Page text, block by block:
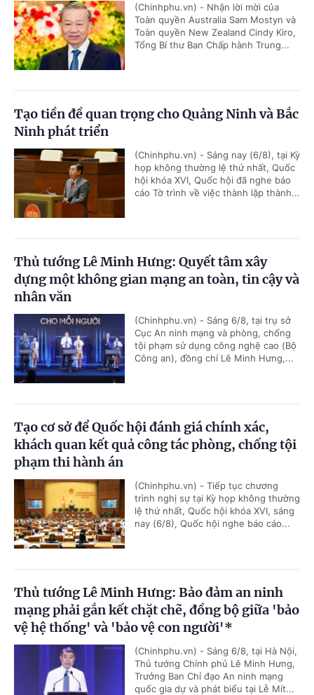
(Chinhphu.vn) - Nhận lời mời của
Toàn quyền Australia Sam Mostyn và
Toàn quyền New Zealand Cindy Kiro,
Tổng Bí thư Ban Chấp hành Trung...
Tạo tiền đề quan trọng cho Quảng Ninh và Bắc
Ninh phát triển
(Chinhphu.vn) - Sáng nay (6/8), tại Kỳ
họp không thường lệ thứ nhất, Quốc
hội khóa XVI, Quốc hội đã nghe báo
cáo Tờ trình về việc thành lập thành...
Thủ tướng Lê Minh Hưng: Quyết tâm xây
dựng một không gian mạng an toàn, tin cậy và
nhân văn
(Chinhphu.vn) - Sáng 6/8, tại trụ sở
Cục An ninh mạng và phòng, chống
tội phạm sử dụng công nghệ cao (Bộ
Công an), đồng chí Lê Minh Hưng,...
Tạo cơ sở để Quốc hội đánh giá chính xác,
khách quan kết quả công tác phòng, chống tội
phạm thi hành án
(Chinhphu.vn) - Tiếp tục chương
trình nghị sự tại Kỳ họp không thường
lệ thứ nhất, Quốc hội khóa XVI, sáng
nay (6/8), Quốc hội nghe báo cáo...
Thủ tướng Lê Minh Hưng: Bảo đảm an ninh
mạng phải gắn kết chặt chẽ, đồng bộ giữa 'bảo
vệ hệ thống' và 'bảo vệ con người'*
(Chinhphu.vn) - Sáng 6/8, tại Hà Nội,
Thủ tướng Chính phủ Lê Minh Hưng,
Trưởng Ban Chỉ đạo An ninh mạng
quốc gia dự và phát biểu tại Lễ Mít...